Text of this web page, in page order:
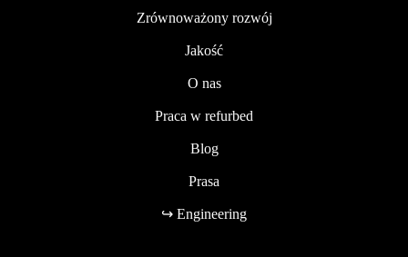
Zrównoważony rozwój
Jakość
O nas
Praca w refurbed
Blog
Prasa
↪ Engineering